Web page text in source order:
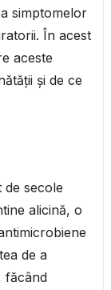
simptomelor
În acest
aceste
și de ce
secole
alicină, o
de a
făcând